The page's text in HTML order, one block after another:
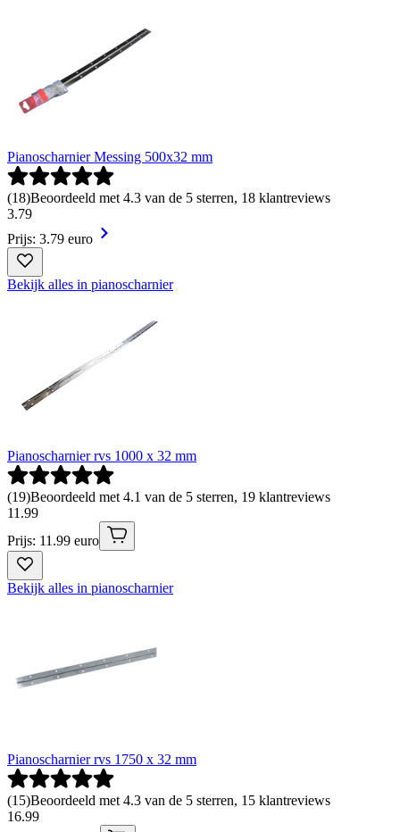
Pianoscharnier Messing 500x32 mm
(18)Beoordeeld met 4.3 van de 5 sterren, 18 klantreviews
3.79
Prijs: 3.79 euro
Bekijk alles in pianoscharnier
Pianoscharnier rvs 1000 x 32 mm
(19)Beoordeeld met 4.1 van de 5 sterren, 19 klantreviews
11 .99
Prijs: 11.99 euro
Bekijk alles in pianoscharnier
Pianoscharnier rvs 1750 x 32 mm
(15)Beoordeeld met 4.3 van de 5 sterren, 15 klantreviews
16.99